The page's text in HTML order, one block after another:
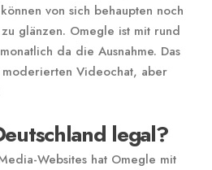
von sich behaupten noch
glänzen. Omegle ist mit rund
da die Ausnahme. Das
Videochat, aber
legal?
Websites hat Omegle mit